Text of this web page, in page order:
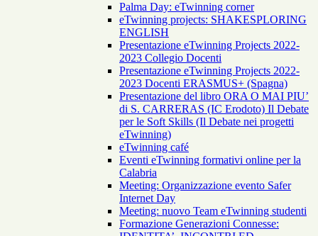
Palma Day: eTwinning corner
eTwinning projects: SHAKESPLORING
ENGLISH
Presentazione eTwinning Projects 2022-
2023 Collegio Docenti
Presentazione eTwinning Projects 2022-
2023 Docenti ERASMUS+ (Spagna)
Presentazione del libro ORA O MAI PIU’
di S. CARRERAS (IC Erodoto) Il Debate
per le Soft Skills (Il Debate nei progetti
eTwinning)
eTwinning café
Eventi eTwinning formativi online per la
Calabria
Meeting: Organizzazione evento Safer
Internet Day
Meeting: nuovo Team eTwinning studenti
Formazione Generazioni Connesse: